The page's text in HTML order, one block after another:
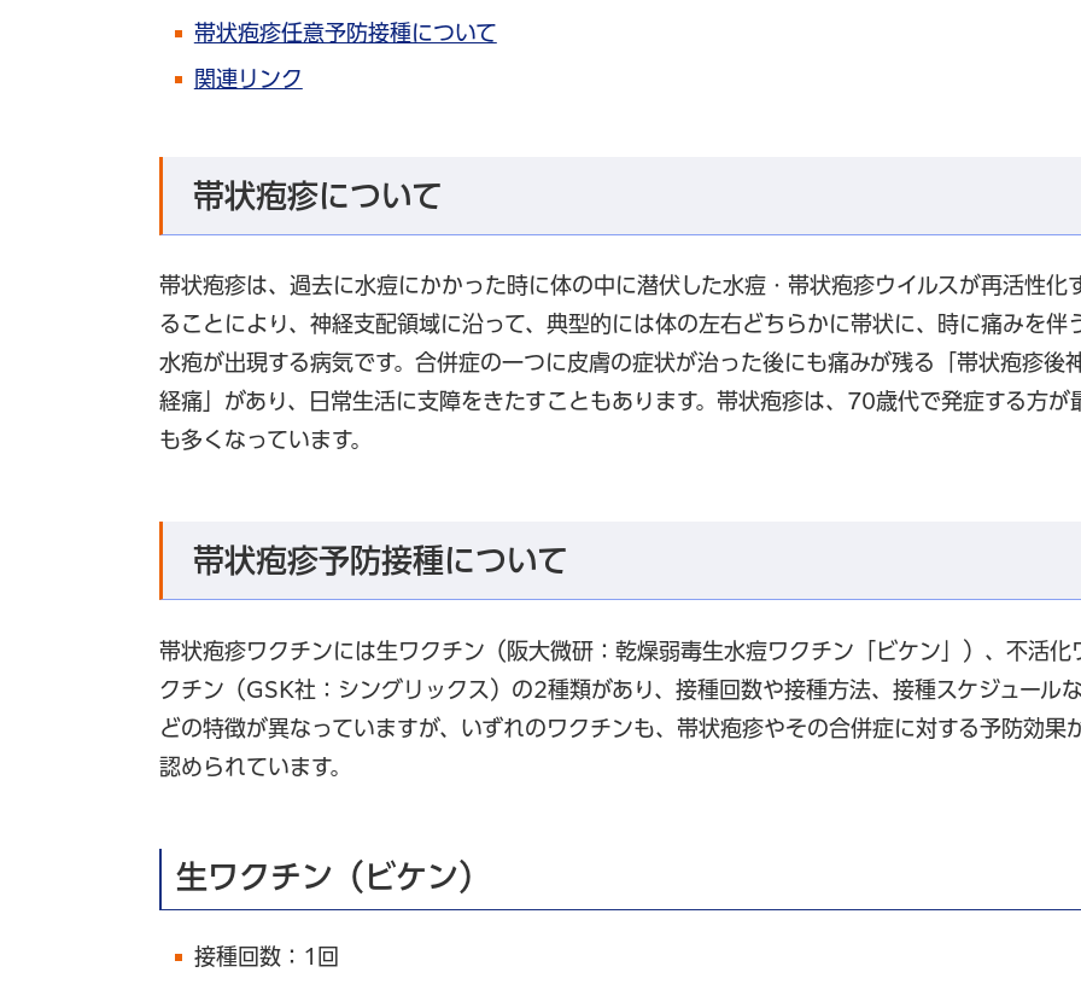
帯状疱疹任意予防接種について
関連リンク
帯状疱疹について
帯状疱疹は、過去に水痘にかかった時に体の中に潜伏した水痘・帯状疱疹ウイルスが再活性化
ることにより、神経支配領域に沿って、典型的には体の左右どちらかに帯状に、時に痛みを伴
水疱が出現する病気です。合併症の一つに皮膚の症状が治った後にも痛みが残る「帯状疱疹後
経痛」があり、日常生活に支障をきたすこともあります。帯状疱疹は、70歳代で発症する方が
も多くなっています。
帯状疱疹予防接種について
帯状疱疹ワクチンには生ワクチン（阪大微研：乾燥弱毒生水痘ワクチン「ビケン」）、不活化
クチン（GSK社：シングリックス）の2種類があり、接種回数や接種方法、接種スケジュール
どの特徴が異なっていますが、いずれのワクチンも、帯状疱疹やその合併症に対する予防効果
認められています。
生ワクチン（ビケン）
接種回数：1回